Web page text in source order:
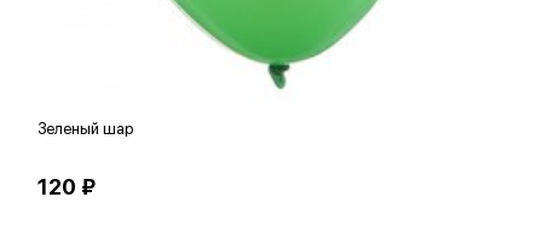
Зеленый шар
120 ₽